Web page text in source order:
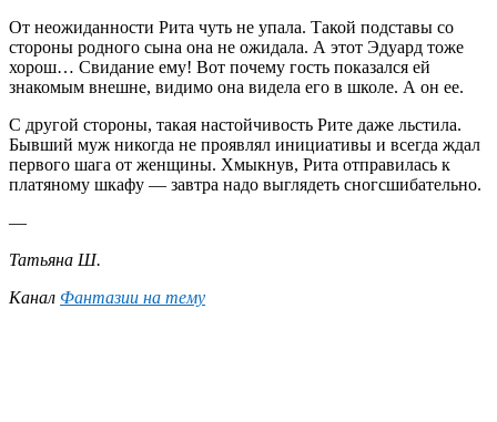
От неожиданности Рита чуть не упала. Такой подставы со
стороны родного сына она не ожидала. А этот Эдуард тоже
хорош… Свидание ему! Вот почему гость показался ей
знакомым внешне, видимо она видела его в школе. А он ее.
С другой стороны, такая настойчивость Рите даже льстила.
Бывший муж никогда не проявлял инициативы и всегда ждал
первого шага от женщины. Хмыкнув, Рита отправилась к
платяному шкафу — завтра надо выглядеть сногсшибательно.
—
Татьяна Ш.
Канал Фантазии на тему